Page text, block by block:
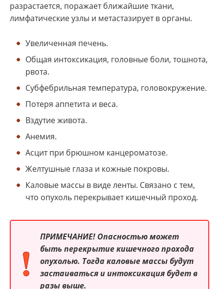
разрастается, поражает ближайшие ткани,
лимфатические узлы и метастазирует в органы.
Увеличенная печень.
Общая интоксикация, головные боли, тошнота,
рвота.
Субфебрильная температура, головокружение.
Потеря аппетита и веса.
Вздутие живота.
Анемия.
Асцит при брюшном канцероматозе.
Желтушные глаза и кожные покровы.
Каловые массы в виде ленты. Связано с тем,
что опухоль перекрывает кишечный проход.
ПРИМЕЧАНИЕ! Опасностью может
быть перекрытие кишечного прохода
опухолью. Тогда каловые массы будут
застаиваться и интоксикация будет в
разы выше.